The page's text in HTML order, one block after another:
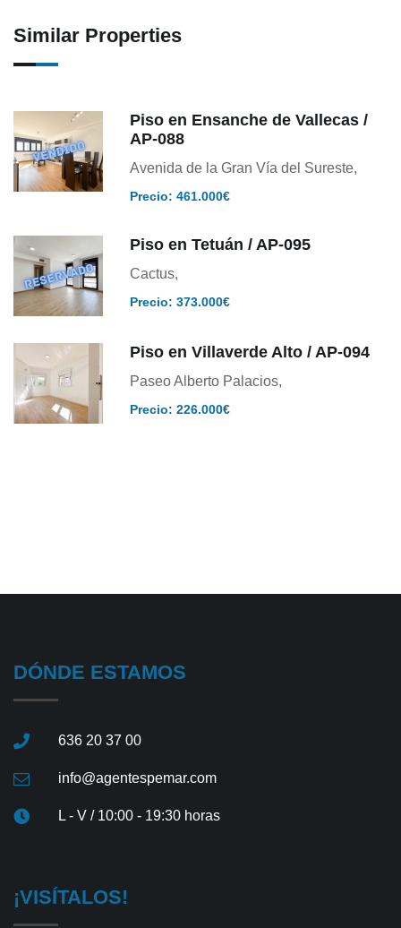
Similar Properties
Piso en Ensanche de Vallecas /
AP-088
Avenida de la Gran Vía del Sureste,
Precio: 461.000€
Piso en Tetuán / AP-095
Cactus,
Precio: 373.000€
Piso en Villaverde Alto / AP-094
Paseo Alberto Palacios,
Precio: 226.000€
DÓNDE ESTAMOS
636 20 37 00
info@agentespemar.com
L - V / 10:00 - 19:30 horas
¡VISÍTALOS!